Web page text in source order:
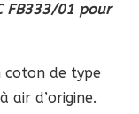
FB333/01 pour
coton de type
air d’origine.